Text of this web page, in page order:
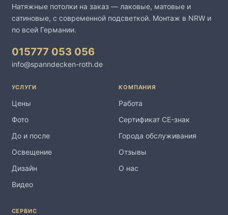
Натяжные потолки на заказ — лаковые, матовые и
сатиновые, с современной подсветкой. Монтаж в NRW и
по всей Германии.
015777 053 056
info@spanndecken-roth.de
УСЛУГИ
Цены
Фото
До и после
Освещение
Дизайн
Видео
КОМПАНИЯ
Работа
Сертификат CE-знак
Города обслуживания
Отзывы
О нас
СЕРВИС